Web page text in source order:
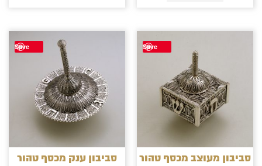
Save
סביבון מעוצב מכסף טהור
Save
סביבון ענק מכסף טהור